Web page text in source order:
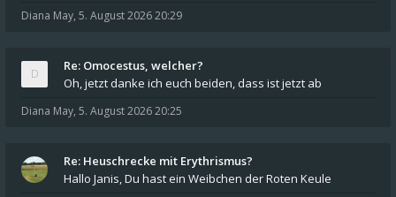
Diana May, 5. August 2026 20:29
Re: Omocestus, welcher?
Oh, jetzt danke ich euch beiden, dass ist jetzt ab
Diana May, 5. August 2026 20:25
Re: Heuschrecke mit Erythrismus?
Hallo Janis, Du hast ein Weibchen der Roten Keule